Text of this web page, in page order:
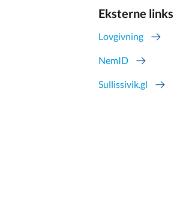
Eksterne links
Lovgivning
NemID
Sullissivik.gl